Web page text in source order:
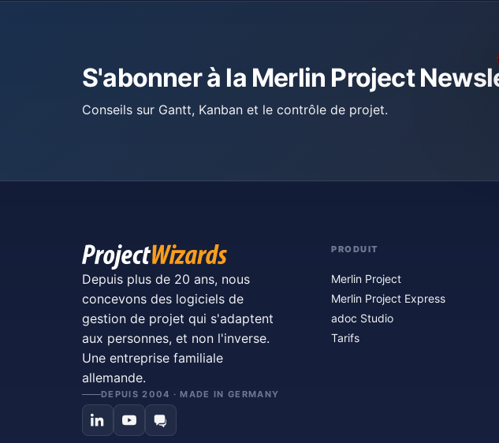
S'abonner à la Merlin Project
Conseils sur Gantt, Kanban et le contrôle de projet.
Depuis plus de 20 ans, nous
concevons des logiciels de
gestion de projet qui s'adaptent
aux personnes, et non l'inverse.
Une entreprise familiale
allemande.
DEPUIS 2004 · MADE IN GERMANY
PRODUIT
Merlin Project
Merlin Project Express
adoc Studio
Tarifs